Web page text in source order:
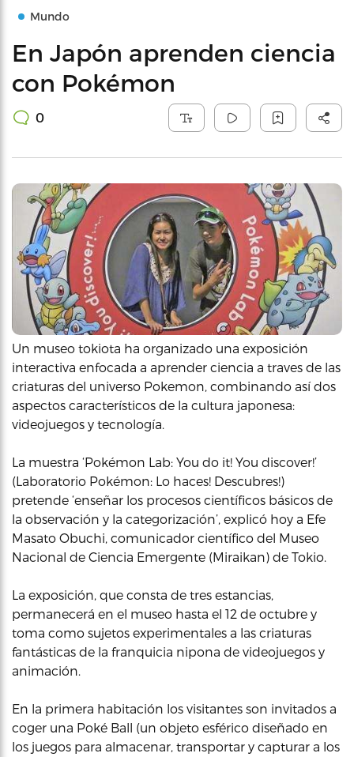
Mundo
En Japón aprenden ciencia
con Pokémon
0
Un museo tokiota ha organizado una exposición
interactiva enfocada a aprender ciencia a traves de las
criaturas del universo Pokemon, combinando así dos
aspectos característicos de la cultura japonesa:
videojuegos y tecnología.
La muestra ‘Pokémon Lab: You do it! You discover!’
(Laboratorio Pokémon: Lo haces! Descubres!)
pretende ‘enseñar los procesos científicos básicos de
la observación y la categorización’, explicó hoy a Efe
Masato Obuchi, comunicador científico del Museo
Nacional de Ciencia Emergente (Miraikan) de Tokio.
La exposición, que consta de tres estancias,
permanecerá en el museo hasta el 12 de octubre y
toma como sujetos experimentales a las criaturas
fantásticas de la franquicia nipona de videojuegos y
animación.
En la primera habitación los visitantes son invitados a
coger una Poké Ball (un objeto esférico diseñado en
los juegos para almacenar, transportar y capturar a los